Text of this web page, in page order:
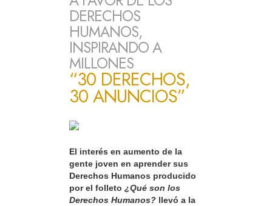
DERECHOS
HUMANOS,
INSPIRANDO A
MILLONES
“30 DERECHOS,
30 ANUNCIOS”
El interés en aumento de la
gente joven en aprender sus
Derechos Humanos producido
por el folleto ¿Qué son los
Derechos Humanos? llevó a la